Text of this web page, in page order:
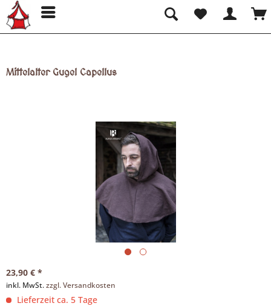
Mittelalter Gugel Capellus
23,90 € *
inkl. MwSt.zzgl. Versandkosten
Lieferzeit ca. 5 Tage